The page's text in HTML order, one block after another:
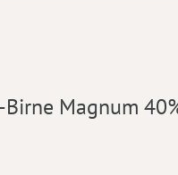
Magnum